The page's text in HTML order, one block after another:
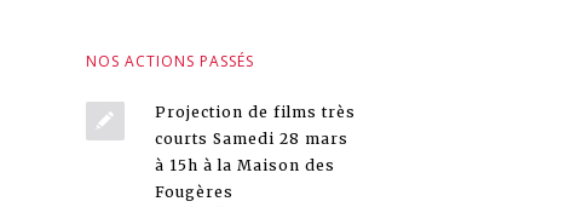
NOS ACTIONS PASSÉS
Projection de films très
courts Samedi 28 mars
à 15h à la Maison des
Fougères